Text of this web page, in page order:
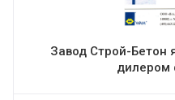
Завод Строй-Бетон
дилером